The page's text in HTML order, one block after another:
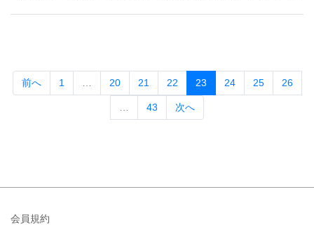
前へ 1 20 21 22 23(current)
24 25 26
43 次へ
会員規約